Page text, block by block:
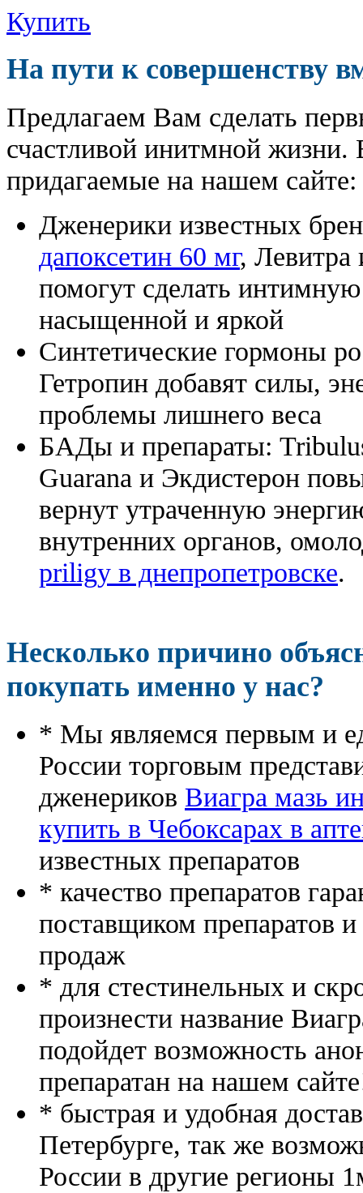
Купить
На пути к совершенству
Предлагаем Вам сделать
счастливой инитмной жизни.
придагаемые на нашем сайте:
Дженерики известных
дапоксетин 60 мг, Левитра
помогут сделать
насыщенной и яркой
Синтетические гормоны
Гетропин добавят силы,
проблемы лишнего веса
БАДы и препараты:
Guarana и Экдистерон
вернут утраченную
внутренних органов,
priligy в днепропетровске.
Несколько причино
покупать именно у нас?
* Мы являемся первым и
России торговым
дженериков Виагра мазь
купить в Чебоксарах в
известных препаратов
* качество препаратов
поставщиком препаратов
продаж
* для стестинельных и
произнести название
подойдет возможность
препаратан на нашем
* быстрая и удобная
Петербурге, так же
России в другие регионы